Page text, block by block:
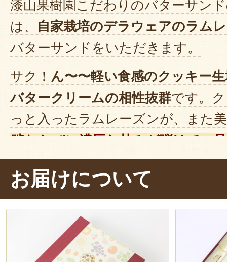
漆山果樹園こだわりのバターサン
は、
自家栽培のデラウェアのラム
バターサンドをいただきます。
サク！ ん〜〜軽い食感のクッキー
バタークリームの相性抜群です。
っと入ったラムレーズンが、また
噛むたびに濃厚な甘みが弾けて、
りが鼻から抜けていきます。あっ
べちゃいました。
デラウェアのほか、シャインマス
をラインナップ。どれもこ
ら虜になる美味しさ。
大切な方へ
お届けについて